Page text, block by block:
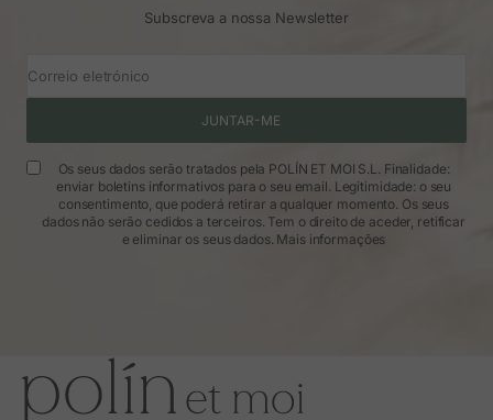
Subscreva a nossa Newsletter
Correio eletrónico
JUNTAR-ME
Os seus dados serão tratados pela POLÍN ET MOI S.L. Finalidade:
enviar boletins informativos para o seu email. Legitimidade: o seu
consentimento, que poderá retirar a qualquer momento. Os seus
dados não serão cedidos a terceiros. Tem o direito de aceder, retificar
e eliminar os seus dados. Mais informações